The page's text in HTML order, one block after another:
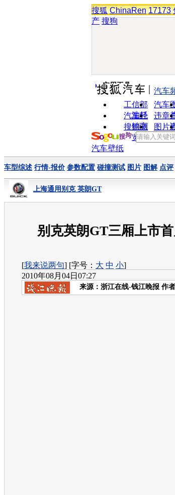
搜狐 ChinaRen 17173
产 搜狗
实用工具
工信部
油耗
汽车
汽车经
销商
违章
搜狗浏
览器
图片
赏
汽车
汽车壁纸
车型综述 行情-报价 参数配置 碰撞测试 图片 图解 点评
上海通用别克 英朗GT
别克英朗GT三厢上市
[我来说两句] [字号： 大 中 小]
2010年08月04日07:27
来源： 浙江在线-钱江晚报 作